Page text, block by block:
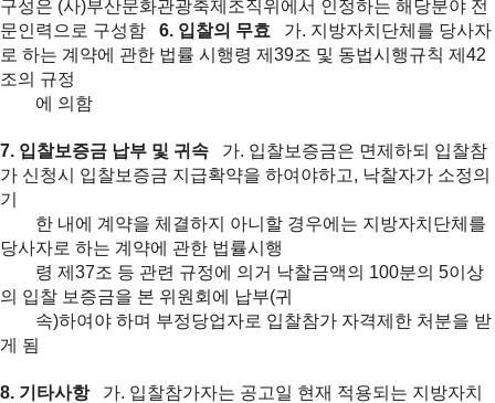
구성은 (사)부산문화관광축제조직위에서 인정하는 해당분야 전
문인력으로 구성함
6. 입찰의 무효 가. 지방자치단체를 당사자
로 하는 계약에 관한 법률 시행령 제39조 및 동법시행규칙 제42
조의 규정
에 의함
7. 입찰보증금 납부 및 귀속 가. 입찰보증금은 면제하되 입찰참
가 신청시 입찰보증금 지급확약을 하여야하고, 낙찰자가 소정의
기
한 내에 계약을 체결하지 아니할 경우에는 지방자치단체를
당사자로 하는 계약에 관한 법률시행
령 제37조 등 관련 규정에 의거 낙찰금액의 100분의 5이상
의 입찰 보증금을 본 위원회에 납부(귀
속)하여야 하며 부정당업자로 입찰참가 자격제한 처분을 받
게 됨
8. 기타사항가. 입찰참가자는 공고일 현재 적용되는 지방자치